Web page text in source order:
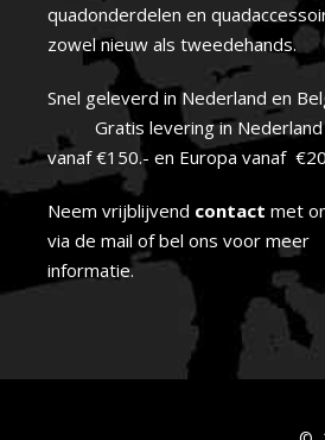
quadonderdelen en
zowel nieuw als tweedehands.
Snel geleverd in Nederland en
Gratis levering in Nederland
vanaf €150.- en Europa vanaf
Neem vrijblijvend contact met
via de mail of bel ons voor meer
informatie.